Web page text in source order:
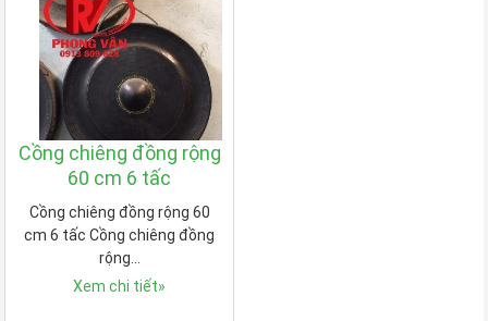
Cồng chiêng đồng rộng
60 cm 6 tấc
Cồng chiêng đồng rộng 60
cm 6 tấc Cồng chiêng đồng
rộng…
Xem chi tiết»